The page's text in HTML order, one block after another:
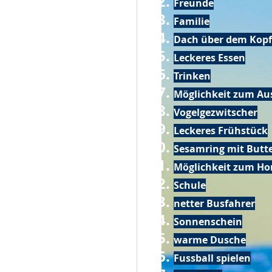
Freunde
Familie
Dach über dem Kopf
Leckeres Essen
Trinken
Möglichkeit zum
Vogelgezwitscher
Leckeres Frühstück
Sesamring mit
Möglichkeit zum
Schule
netter Busfahrer
Sonnenschein
warme Dusche
Fussball spielen